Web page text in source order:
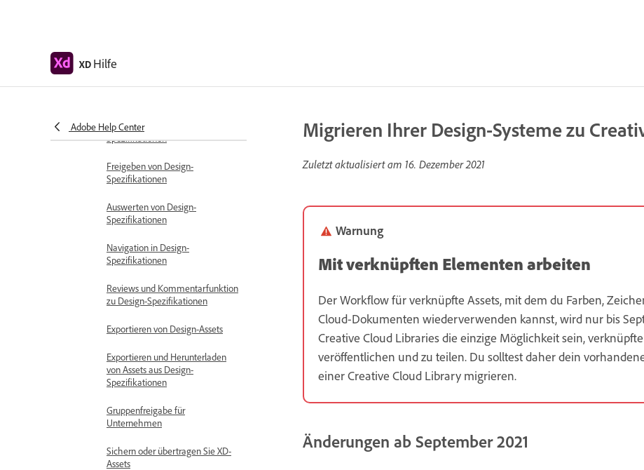
XD Hilfe
Adobe Help Center
Arbeiten mit freigegebenen
Prototypen in XD
Arbeiten mit Design-
Spezifikationen
Freigeben von Design-
Spezifikationen
Auswerten von Design-
Spezifikationen
Navigation in Design-
Spezifikationen
Reviews und Kommentarfunktion
zu Design-Spezifikationen
Exportieren von Design-Assets
Exportieren und Herunterladen
von Assets aus Design-
Spezifikationen
Gruppenfreigabe für
Unternehmen
Sichern oder übertragen Sie XD-
Assets
Migrieren Ihrer Design-Systeme zu
Zuletzt aktualisiert am 16. Dezember 2021
Warnung
Mit verknüpften Elementen arbeiten
Der Workflow für verknüpfte Assets, mit dem du Farben,
Cloud-Dokumenten wiederverwenden kannst, wird nur bis
Creative Cloud Libraries die einzige Möglichkeit sein,
veröffentlichen und zu teilen. Du solltest daher dein
einer Creative Cloud Library migrieren.
Änderungen ab September 2021